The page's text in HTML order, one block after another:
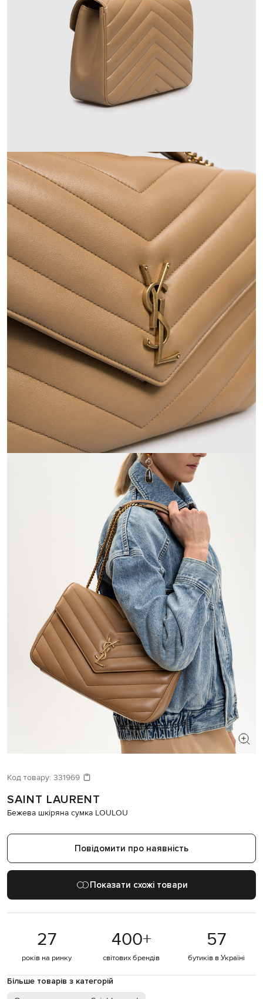
Давайте підберемо щось ще
Схожі товари
Код товару: 331969
SAINT LAURENT
Бежева шкіряна сумка LOULOU
Повідомити про наявність
Показати схожі товари
27
років на ринку
400+
світових брендів
57
бутиків в Україні
Більше товарів з категорій